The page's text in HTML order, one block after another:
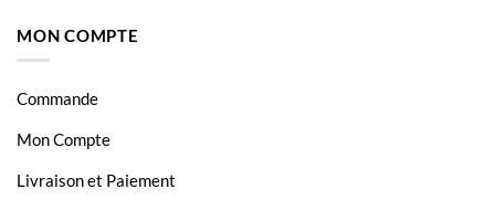
MON COMPTE
Commande
Mon Compte
Livraison et Paiement